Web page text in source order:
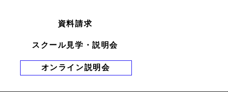
資料請求
スクール見学・説明会
オンライン説明会